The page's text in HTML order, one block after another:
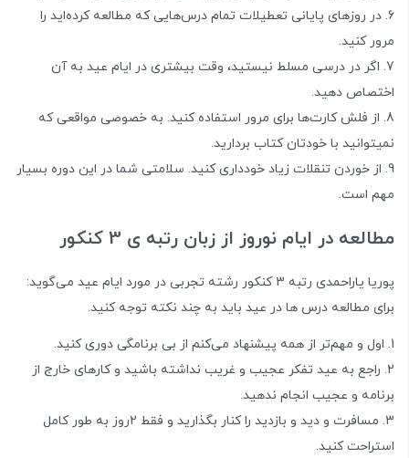
در روزهای پایانی تعطیلات تمام درس‌هایی که مطالعه کرده‌اید را
مرور کنید.
اگر در درسی مسلط نیستید، وقت بیشتری در ایام عید به آن
اختصاص دهید.
از فلش کارت‌ها برای مرور استفاده کنید. به خصوصی مواقعی که
نمیتوانید با خودتان کتاب بردارید.
از خوردن تنقلات زیاد خودداری کنید. سلامتی شما در این دوره بسیار
مهم است.
مطالعه در ایام نوروز از زبان رتبه ی 3 کنکور
پوریا یاراحمدی رتبه 3 کنکور رشته تجربی در مورد ایام عید می‌گوید:
برای مطالعه درس ها در عید باید به چند نکته توجه کنید.
اول و مهم‌تر از همه پیشنهاد می‌کنم از بی برنامگی دوری کنید.
راجع به عید تفکر عجیب و غریب نداشته باشید و کارهای خارج از
برنامه و عجیب انجام ندهید.
مسافرت و دید و بازدید را کنار بگذارید و فقط 2روز به طور کامل
استراحت کنید.